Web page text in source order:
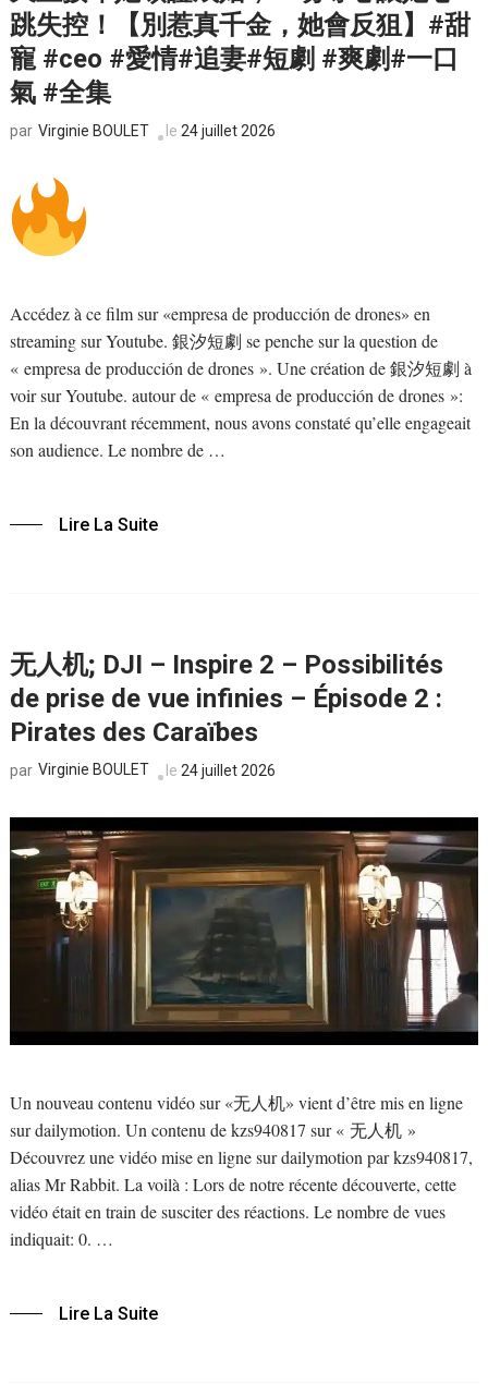
跳失控！【別惹真千金，她會反狙】#甜
寵 #ceo #愛情#追妻#短劇 #爽劇#一口
氣 #全集
par Virginie BOULET le 24 juillet 2026
Accédez à ce film sur «empresa de producción de drones» en
streaming sur Youtube. 銀汐短劇 se penche sur la question de
« empresa de producción de drones ». Une création de 銀汐短劇 à
voir sur Youtube. autour de « empresa de producción de drones »:
En la découvrant récemment, nous avons constaté qu’elle engageait
son audience. Le nombre de …
Lire La Suite
无人机; DJI – Inspire 2 – Possibilités
de prise de vue infinies – Épisode 2 :
Pirates des Caraïbes
par Virginie BOULET le 24 juillet 2026
Un nouveau contenu vidéo sur «无人机» vient d’être mis en ligne
sur dailymotion. Un contenu de kzs940817 sur « 无人机 »
Découvrez une vidéo mise en ligne sur dailymotion par kzs940817,
alias Mr Rabbit. La voilà : Lors de notre récente découverte, cette
vidéo était en train de susciter des réactions. Le nombre de vues
indiquait: 0. …
Lire La Suite